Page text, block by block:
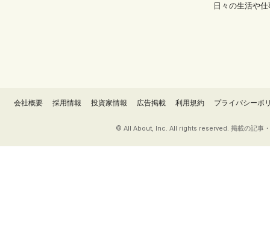
日々の生活や
会社概要 採用情報 投資家情報 広告掲載 利用規約 プライバシーポ
© All About, Inc. All rights reserved. 掲載の記事・